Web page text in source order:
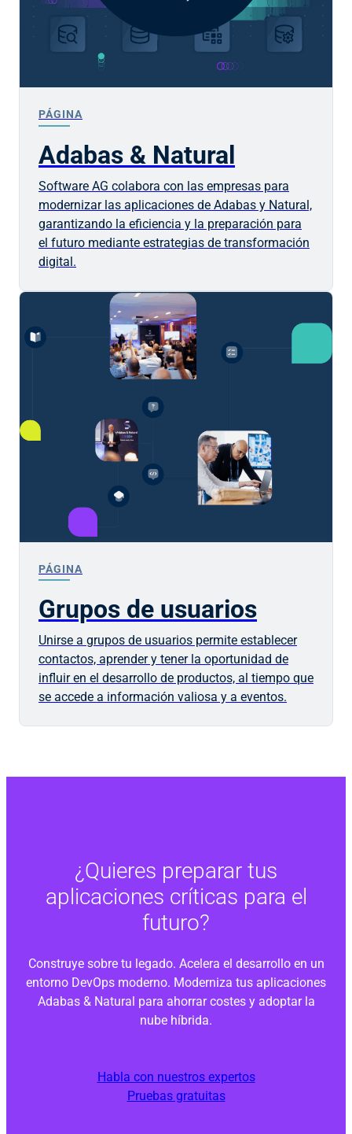
PÁGINA
Adabas & Natural
Software AG colabora con las empresas para
modernizar las aplicaciones de Adabas y Natural,
garantizando la eficiencia y la preparación para
el futuro mediante estrategias de transformación
digital.
PÁGINA
Grupos de usuarios
Unirse a grupos de usuarios permite establecer
contactos, aprender y tener la oportunidad de
influir en el desarrollo de productos, al tiempo que
se accede a información valiosa y a eventos.
¿Quieres preparar tus
aplicaciones críticas para el
futuro?
Construye sobre tu legado. Acelera el desarrollo en un
entorno DevOps moderno. Moderniza tus aplicaciones
Adabas & Natural para ahorrar costes y adoptar la
nube híbrida.
Habla con nuestros expertos
Pruebas gratuitas